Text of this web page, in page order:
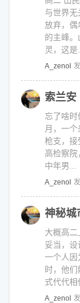
与世界
放弃，偶
的主峰
灵，这是...
A_zenol
索兰安
忘了啥
月，一
枪支，接
高检察
中年男...
A_zenol
神秘城
大概高
妥当，
一个人因
时，他
式代代相
A_zenol